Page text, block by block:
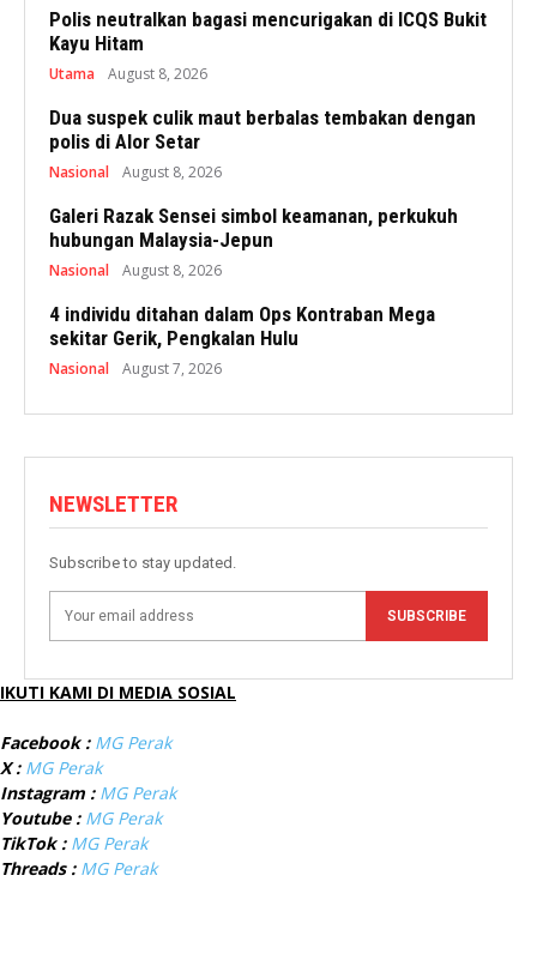
Polis neutralkan bagasi mencurigakan di ICQS Bukit
Kayu Hitam
Utama August 8, 2026
Dua suspek culik maut berbalas tembakan dengan
polis di Alor Setar
Nasional August 8, 2026
Galeri Razak Sensei simbol keamanan, perkukuh
hubungan Malaysia-Jepun
Nasional August 8, 2026
4 individu ditahan dalam Ops Kontraban Mega
sekitar Gerik, Pengkalan Hulu
Nasional August 7, 2026
NEWSLETTER
Subscribe to stay updated.
SUBSCRIBE
IKUTI KAMI DI MEDIA SOSIAL
Facebook : MG Perak
X : MG Perak
Instagram : MG Perak
Youtube : MG Perak
TikTok : MG Perak
Threads : MG Perak